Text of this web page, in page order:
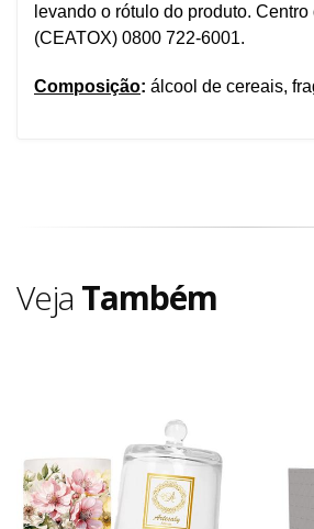
levando o rótulo do produto.
(CEATOX) 0800 722-6001.
Composição: álcool de cereais,
Veja Também